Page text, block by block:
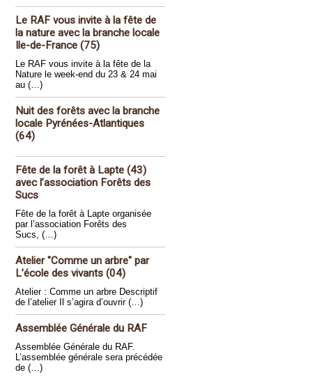
Le RAF vous invite à la fête de
la nature avec la branche locale
Ile-de-France (75)
Le RAF vous invite à la fête de la
Nature le week-end du 23 & 24 mai
au (…)
Nuit des forêts avec la branche
locale Pyrénées-Atlantiques
(64)
Fête de la forêt à Lapte (43)
avec l’association Forêts des
Sucs
Fête de la forêt à Lapte organisée
par l’association Forêts des
Sucs, (…)
Atelier "Comme un arbre" par
L’école des vivants (04)
Atelier : Comme un arbre Descriptif
de l’atelier Il s’agira d’ouvrir (…)
Assemblée Générale du RAF
Assemblée Générale du RAF.
L’assemblée générale sera précédée
de (…)